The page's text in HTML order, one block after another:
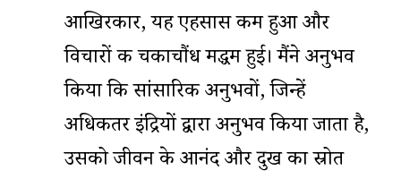
आखिरकार, यह एहसास कम हुआ और
विचारों की चकाचौंध मद्धम हुई। मैंने अनुभव
किया कि सांसारिक अनुभवों, जिन्हें
अधिकतर इंद्रियों द्वारा अनुभव किया जाता है,
उसको जीवन के आनंद और दुख का स्रोत